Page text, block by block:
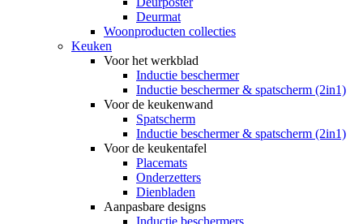
Deurmat
Woonproducten collecties
Keuken
Voor het werkblad
Inductie beschermer
Inductie beschermer & spatscherm (2in1)
Voor de keukenwand
Spatscherm
Inductie beschermer & spatscherm (2in1)
Voor de keukentafel
Placemats
Onderzetters
Dienbladen
Aanpasbare designs
Inductie beschermers